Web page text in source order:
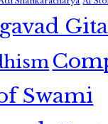
Gita
Swami